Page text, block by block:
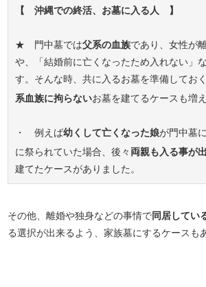
【 沖縄での終活、お墓に入る人 】
★ 門中墓では父系の血族であり、女性が
や、「結婚前に亡くなったため入れない」
す。そんな時、共に入るお墓を準備してお
系血族に拘らないお墓を建てるケースも増
・ 例えば幼くして亡くなった娘が門中墓
に祭られていた場合、後々 両親も入る事が
建てたケースがありました。
その他、離婚や独身などの事情で同居してい
る選択が出来るよう、家族墓にするケースも